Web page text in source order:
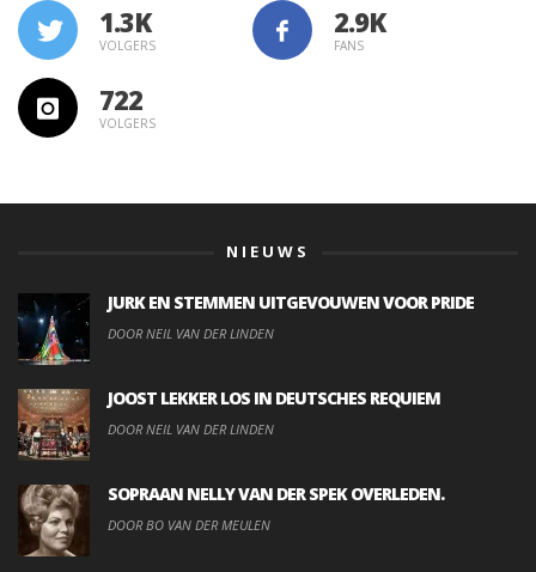
1.3K
VOLGERS FANS
722
VOLGERS
NIEUWS
JURK EN STEMMEN UITGEVOUWEN VOOR PRIDE
DOOR NEIL VAN DER LINDEN
JOOST LEKKER LOS IN DEUTSCHES REQUIEM
DOOR NEIL VAN DER LINDEN
SOPRAAN NELLY VAN DER SPEK OVERLEDEN.
DOOR BO VAN DER MEULEN